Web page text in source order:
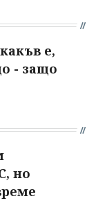
е,
- защо
но